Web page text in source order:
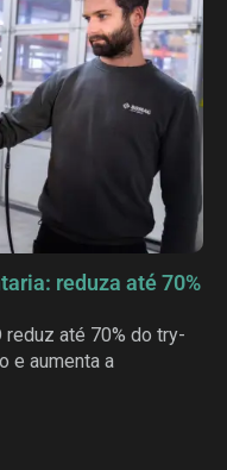
reduza até 70%
até 70% do try-
e aumenta a